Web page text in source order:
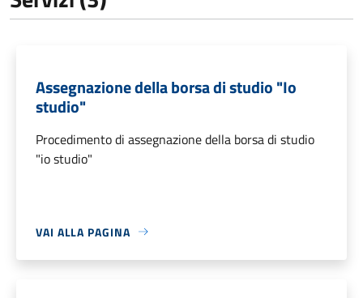
Assegnazione della borsa di studio "Io
studio"
Procedimento di assegnazione della borsa di studio
"io studio"
VAI ALLA PAGINA